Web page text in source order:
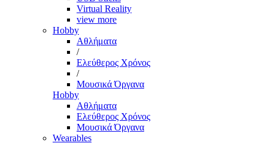
Virtual Reality
view more
Hobby
Αθλήματα
/
Ελεύθερος Χρόνος
/
Μουσικά Όργανα
Hobby
Αθλήματα
Ελεύθερος Χρόνος
Μουσικά Όργανα
Wearables